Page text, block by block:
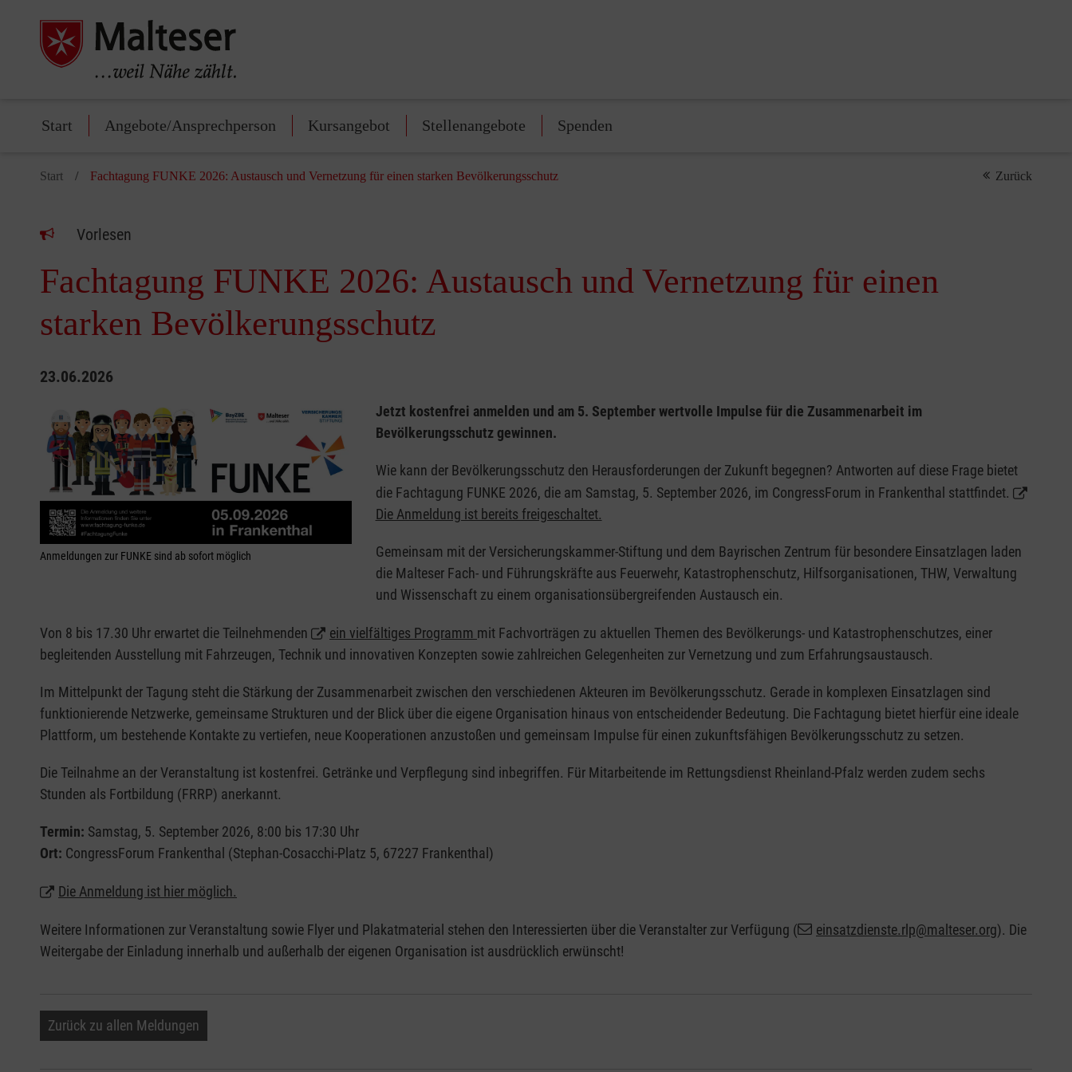
Start Angebote/Ansprechperson Kursangebot Stellenangebote Spenden
Start Fachtagung FUNKE 2026: Austausch und Vernetzung für einen starken Bevölkerungsschutz Zurück
Vorlesen
Fachtagung FUNKE 2026: Austausch und Vernetzung für einen
starken Bevölkerungsschutz
23.06.2026
Anmeldungen zur FUNKE sind ab sofort möglich
Jetzt kostenfrei anmelden und am 5. September wertvolle Impulse für die Zusammenarbeit im
Bevölkerungsschutz gewinnen.
Wie kann der Bevölkerungsschutz den Herausforderungen der Zukunft begegnen? Antworten auf diese Frage bietet
die Fachtagung FUNKE 2026, die am Samstag, 5. September 2026, im CongressForum in Frankenthal stattfindet.
Die Anmeldung ist bereits freigeschaltet.
Gemeinsam mit der Versicherungskammer-Stiftung und dem Bayrischen Zentrum für besondere Einsatzlagen laden
die Malteser Fach- und Führungskräfte aus Feuerwehr, Katastrophenschutz, Hilfsorganisationen, THW, Verwaltung
und Wissenschaft zu einem organisationsübergreifenden Austausch ein.
Von 8 bis 17.30 Uhr erwartet die Teilnehmenden ein vielfältiges Programm mit Fachvorträgen zu aktuellen Themen des Bevölkerungs- und Katastrophenschutzes, einer
begleitenden Ausstellung mit Fahrzeugen, Technik und innovativen Konzepten sowie zahlreichen Gelegenheiten zur Vernetzung und zum Erfahrungsaustausch.
Im Mittelpunkt der Tagung steht die Stärkung der Zusammenarbeit zwischen den verschiedenen Akteuren im Bevölkerungsschutz. Gerade in komplexen Einsatzlagen sind
funktionierende Netzwerke, gemeinsame Strukturen und der Blick über die eigene Organisation hinaus von entscheidender Bedeutung. Die Fachtagung bietet hierfür eine ideale
Plattform, um bestehende Kontakte zu vertiefen, neue Kooperationen anzustoßen und gemeinsam Impulse für einen zukunftsfähigen Bevölkerungsschutz zu setzen.
Die Teilnahme an der Veranstaltung ist kostenfrei. Getränke und Verpflegung sind inbegriffen. Für Mitarbeitende im Rettungsdienst Rheinland-Pfalz werden zudem sechs
Stunden als Fortbildung (FRRP) anerkannt.
Termin: Samstag, 5. September 2026, 8:00 bis 17:30 Uhr
Ort: CongressForum Frankenthal (Stephan-Cosacchi-Platz 5, 67227 Frankenthal)
Die Anmeldung ist hier möglich.
Weitere Informationen zur Veranstaltung sowie Flyer und Plakatmaterial stehen den Interessierten über die Veranstalter zur Verfügung ( einsatzdienste.rlp@malteser.org). Die
Weitergabe der Einladung innerhalb und außerhalb der eigenen Organisation ist ausdrücklich erwünscht!
Zurück zu allen Meldungen